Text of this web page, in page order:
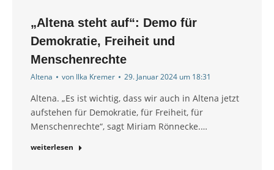
„Altena steht auf“: Demo für
Demokratie, Freiheit und
Menschenrechte
Altena von Ilka Kremer 29. Januar 2024 um 18:31
Altena. „Es ist wichtig, dass wir auch in Altena jetzt
aufstehen für Demokratie, für Freiheit, für
Menschenrechte“, sagt Miriam Rönnecke.…
weiterlesen